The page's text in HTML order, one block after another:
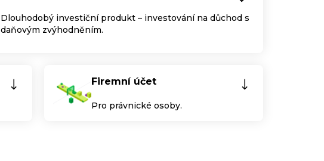
Dlouhodobý investiční produkt –⁠⁠⁠⁠⁠⁠ investování na důchod s
daňovým zvýhodněním.
Firemní účet
Pro právnické osoby.